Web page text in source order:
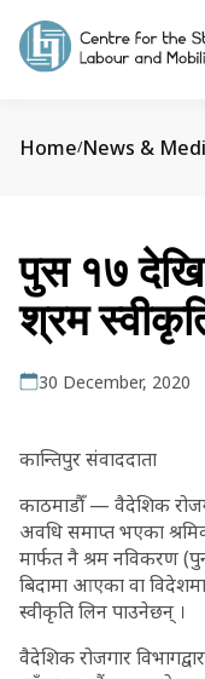
Home/News &
पुस १७
श्रम
30 December, 2020
कान्तिपुर संवाददाता
काठमाडौँ — वैदेशिक
अवधि समाप्त भएका
मार्फत नै श्रम नविकरण
बिदामा आएका वा
स्वीकृति लिन पाउनेछन् ।
वैदेशिक रोजगार